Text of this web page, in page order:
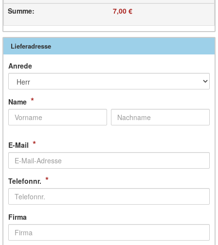
Summe: 7,00 €
Lieferadresse
Anrede
Name *
E-Mail *
Telefonnr. *
Firma